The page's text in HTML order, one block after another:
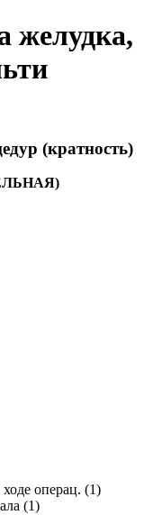
желудка,
(кратность)
операц. (1)
(1)